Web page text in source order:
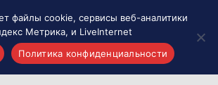
файлы cookie, сервисы веб-аналитики
Метрика, и LiveInternet
Политика конфиденциальности